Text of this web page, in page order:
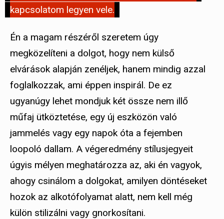
kapcsolatom legyen vele.
Én a magam részéről szeretem úgy
megközelíteni a dolgot, hogy nem külső
elvárások alapján zenéljek, hanem mindig azzal
foglalkozzak, ami éppen inspirál. De ez
ugyanúgy lehet mondjuk két össze nem illő
műfaj ütköztetése, egy új eszközön való
jammelés vagy egy napok óta a fejemben
loopoló dallam. A végeredmény stílusjegyeit
úgyis mélyen meghatározza az, aki én vagyok,
ahogy csinálom a dolgokat, amilyen döntéseket
hozok az alkotófolyamat alatt, nem kell még
külön stilizálni vagy gnorkosítani.